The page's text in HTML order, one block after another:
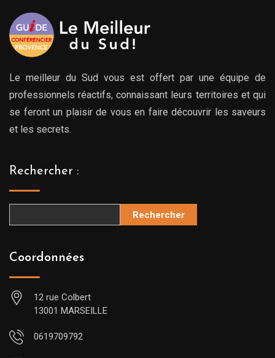
Le meilleur du Sud vous est offert par une équipe de
professionnels réactifs, connaissant leurs territoires et qui
se feront un plaisir de vous en faire découvrir les saveurs
et les secrets.
Rechercher :
Rechercher
Coordonnées
12 rue Colbert
13001 MARSEILLE
0619709792